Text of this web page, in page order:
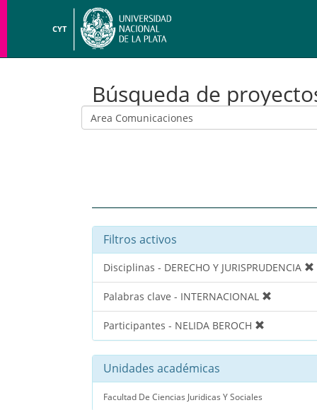
CYT
Búsqueda de
Filtros activos
Disciplinas - DERECHO Y JURISPRUDENCIA
Palabras clave - INTERNACIONAL
Participantes - NELIDA BEROCH
Unidades académicas
Facultad De Ciencias Juridicas Y Sociales